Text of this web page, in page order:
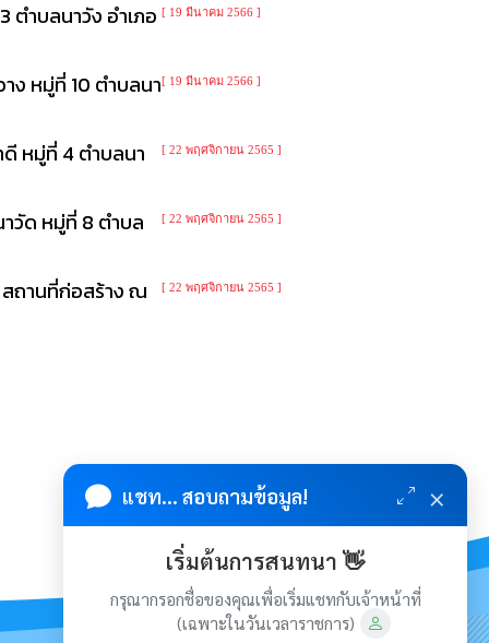
ตำบลนาวัง อำเภอ [ 19 มีนาคม 2566 ]
ง หมู่ที่ 10 ตำบลนา[ 19 มีนาคม 2566 ]
หมู่ที่ 4 ตำบลนา [ 22 พฤศจิกายน 2565 ]
วัด หมู่ที่ 8 ตำบล [ 22 พฤศจิกายน 2565 ]
สถานที่ก่อสร้าง ณ [ 22 พฤศจิกายน 2565 ]
แชท... สอบถามข้อมูล! ×
เริ่มต้นการสนทนา 👋
กรุณากรอกชื่อของคุณเพื่อเริ่มแชทกับเจ้าหน้าที่
(เฉพาะในวันเวลาราชการ)